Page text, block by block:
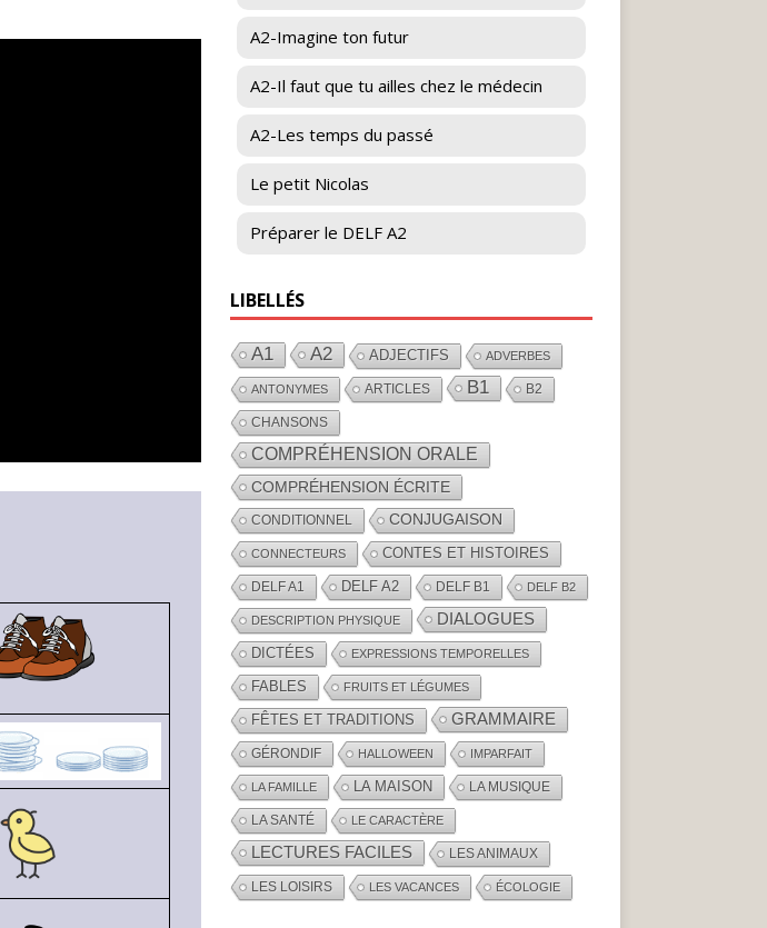
A2-Imagine ton futur
A2-Il faut que tu ailles chez le médecin
A2-Les temps du passé
Le petit Nicolas
Préparer le DELF A2
LIBELLÉS
A1 A2 ADJECTIFS ADVERBES
ANTONYMES ARTICLES B1 B2
CHANSONS
COMPRÉHENSION ORALE
COMPRÉHENSION ÉCRITE
CONDITIONNEL CONJUGAISON
CONNECTEURS CONTES ET HISTOIRES
DELF A1 DELF A2 DELF B1 DELF B2
DESCRIPTION PHYSIQUE DIALOGUES
DICTÉES EXPRESSIONS TEMPORELLES
FABLES FRUITS ET LÉGUMES
FÊTES ET TRADITIONS GRAMMAIRE
GÉRONDIF HALLOWEEN IMPARFAIT
LA FAMILLE LA MAISON LA MUSIQUE
LA SANTÉ LE CARACTÈRE
LECTURES FACILES LES ANIMAUX
LES LOISIRS LES VACANCES ÉCOLOGIE